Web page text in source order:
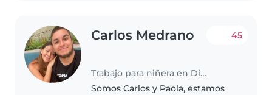
Carlos Medrano
Trabajo para niñera en Distrito de Miraflores
45
Somos Carlos y Paola, estamos